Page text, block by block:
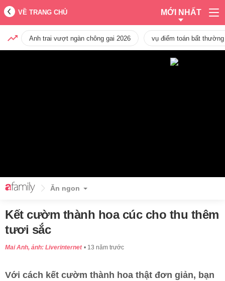
VỀ TRANG CHỦ MỚI NHẤT
Anh trai vượt ngàn chông gai 2026 vụ điểm toán bất
Ăn ngon
Kết cườm thành hoa cúc cho thu thêm
tươi sắc
Mai Anh, ảnh: Liverinternet 13 năm trước
Với cách kết cườm thành hoa thật đơn giản, bạn